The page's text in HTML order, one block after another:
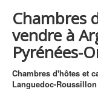
Chambres
vendre à
Pyrénées-
Chambres d'hôtes et
Languedoc-Roussillon